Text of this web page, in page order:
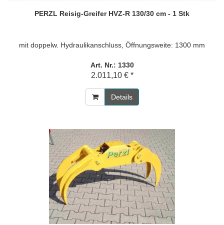
PERZL Reisig-Greifer HVZ-R 130/30 cm - 1 Stk
mit doppelw. Hydraulikanschluss, Öffnungsweite: 1300 mm
Art. Nr.: 1330
2.011,10 € *
Details